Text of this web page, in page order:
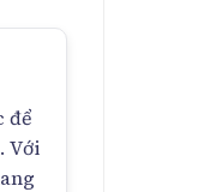
để
Với